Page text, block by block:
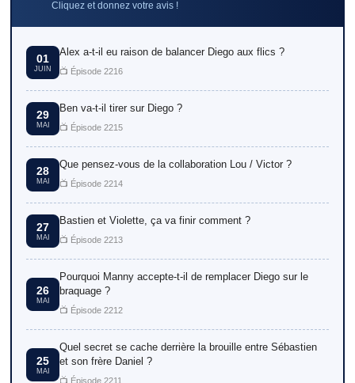
Cliquez et donnez votre avis !
01
JUIN
Alex a-t-il eu raison de balancer Diego aux flics ?
📺 Épisode 2216
29
MAI
Ben va-t-il tirer sur Diego ?
📺 Épisode 2215
28
MAI
Que pensez-vous de la collaboration Lou / Victor ?
📺 Épisode 2214
27
MAI
Bastien et Violette, ça va finir comment ?
📺 Épisode 2213
26
MAI
Pourquoi Manny accepte-t-il de remplacer Diego sur le
braquage ?
📺 Épisode 2212
25
MAI
Quel secret se cache derrière la brouille entre Sébastien
et son frère Daniel ?
📺 Épisode 2211